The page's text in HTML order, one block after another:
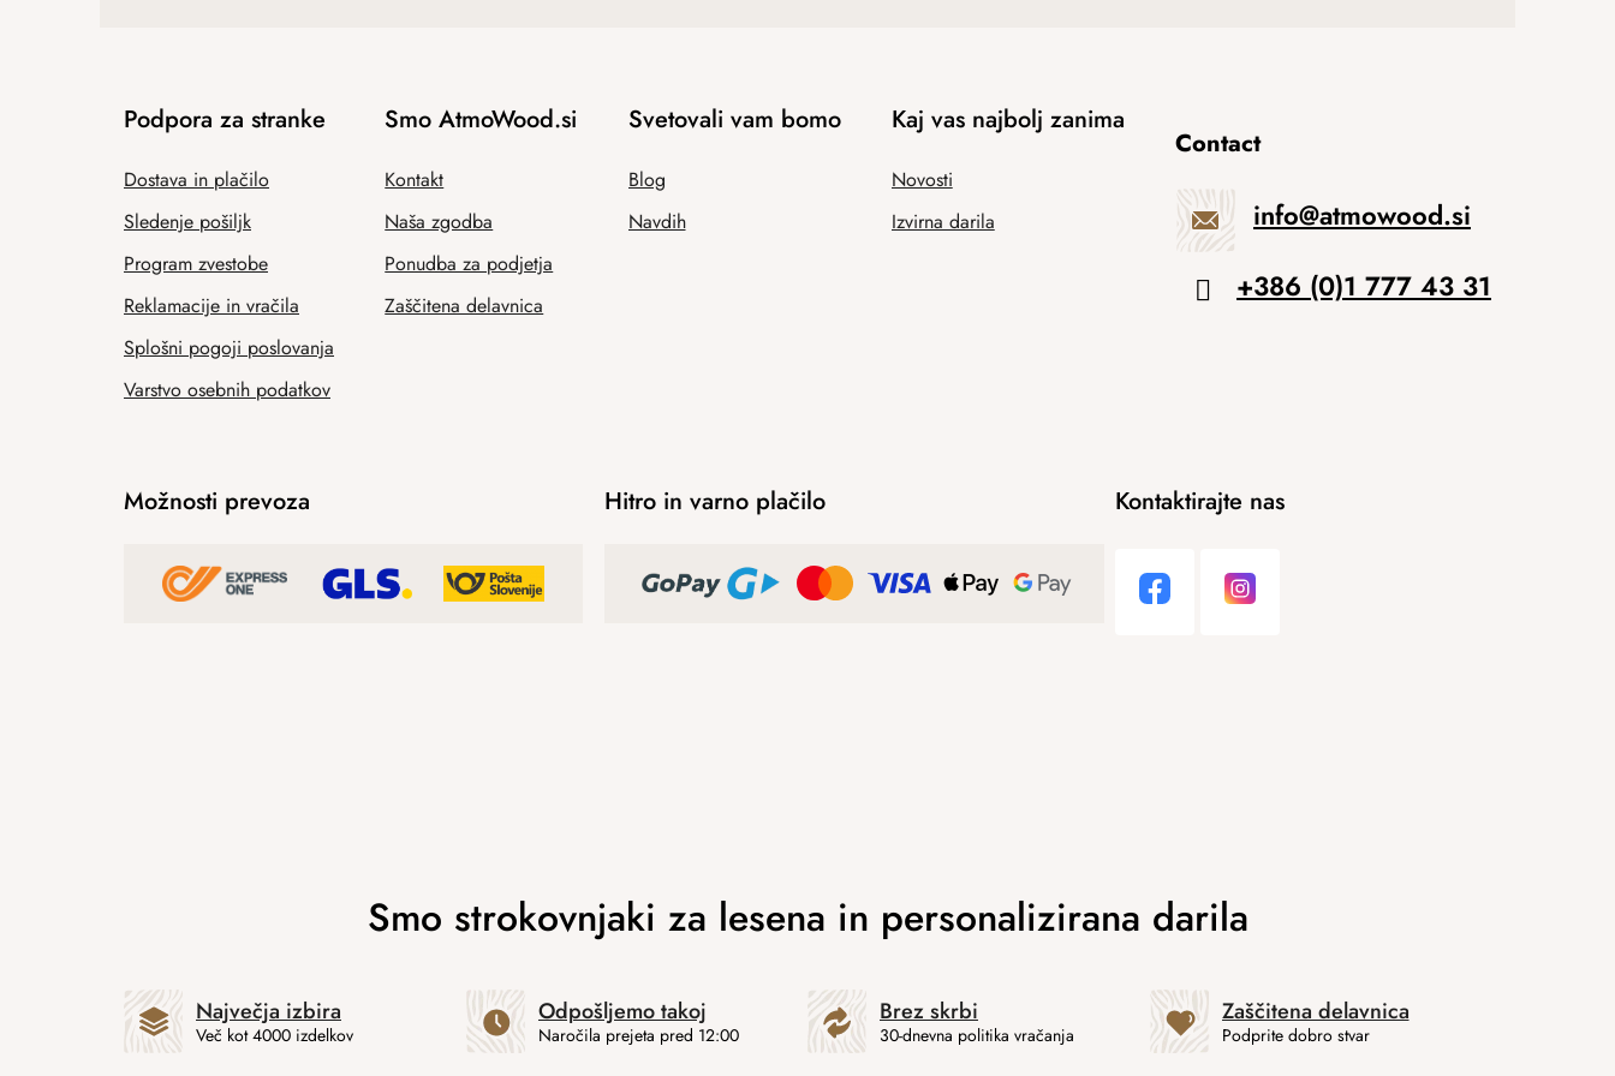
Podpora za stranke
Dostava in plačilo
Sledenje pošiljk
Program zvestobe
Reklamacije in vračila
Splošni pogoji poslovanja
Varstvo osebnih podatkov
Smo AtmoWood.si
Kontakt
Naša zgodba
Ponudba za podjetja
Zaščitena delavnica
Svetovali vam bomo
Blog
Navdih
Kaj vas najbolj zanima
Novosti
Izvirna darila
Contact
info@atmowood.si
+386 (0)1 777 43 31
Možnosti prevoza Hitro in varno plačilo Kontaktirajte nas
Največja izbira
Več kot 4000 izdelkov
Odpošljemo takoj
Naročila prejeta pred 12:00
Brez skrbi
30-dnevna politika vračanja
Zaščitena delavnica
Podprite dobro stvar